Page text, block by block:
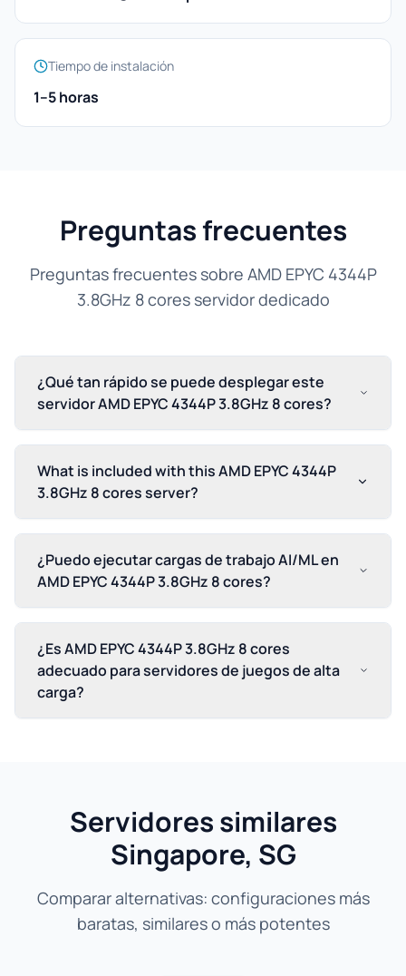
Tiempo de instalación
1–5 horas
Preguntas frecuentes
Preguntas frecuentes sobre AMD EPYC 4344P
3.8GHz 8 cores servidor dedicado
¿Qué tan rápido se puede desplegar este
servidor AMD EPYC 4344P 3.8GHz 8 cores?
What is included with this AMD EPYC 4344P
3.8GHz 8 cores server?
¿Puedo ejecutar cargas de trabajo AI/ML en
AMD EPYC 4344P 3.8GHz 8 cores?
¿Es AMD EPYC 4344P 3.8GHz 8 cores
adecuado para servidores de juegos de alta
carga?
Servidores similares
Singapore, SG
Comparar alternativas: configuraciones más
baratas, similares o más potentes